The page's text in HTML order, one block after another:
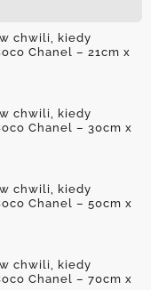
chwili, kiedy
Chanel – 21cm x
chwili, kiedy
Chanel – 30cm x
chwili, kiedy
Chanel – 50cm x
chwili, kiedy
Chanel – 70cm x